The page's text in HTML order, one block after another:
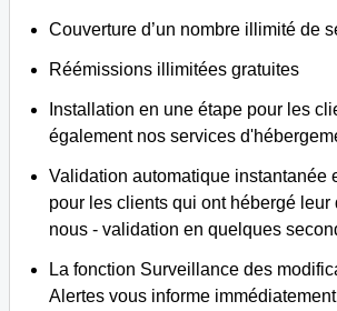
Couverture d’un nombre illimité de
Réémissions illimitées gratuites
Installation en une étape pour les
également nos services
Validation automatique instantanée
pour les clients qui ont hébergé leur
nous - validation en quelques
La fonction Surveillance des
Alertes vous informe